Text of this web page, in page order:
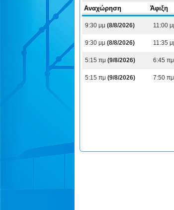
Αναχώρηση Άφιξη
9:30 μμ (8/8/2026) 11:00
9:30 μμ (8/8/2026) 11:35
5:15 πμ (9/8/2026) 6:45 πμ
5:15 πμ (9/8/2026) 7:50 πμ